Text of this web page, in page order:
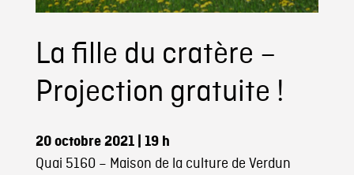
La fille du cratère –
Projection gratuite !
20 octobre 2021| 19 h
Quai 5160 – Maison de la culture de Verdun